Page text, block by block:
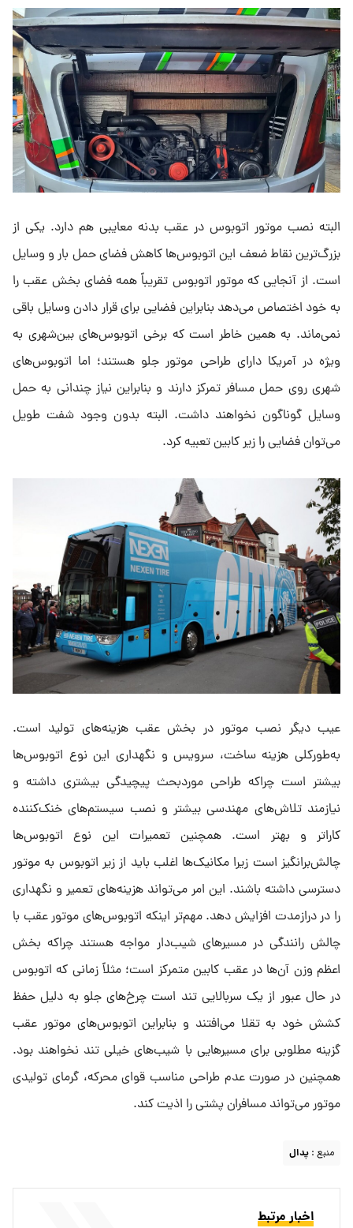
البته نصب موتور اتوبوس در عقب بدنه معایبی هم دارد. یکی از
بزرگ‌ترین نقاط ضعف این اتوبوس‌ها کاهش فضای حمل بار و وسایل
است. از آنجایی که موتور اتوبوس تقریباً همه فضای بخش عقب را
به خود اختصاص می‌دهد بنابراین فضایی برای قرار دادن وسایل باقی
نمی‌ماند. به همین خاطر است که برخی اتوبوس‌های بین‌شهری به
ویژه در آمریکا دارای طراحی موتور جلو هستند؛ اما اتوبوس‌های
شهری روی حمل مسافر تمرکز دارند و بنابراین نیاز چندانی به حمل
وسایل گوناگون نخواهند داشت. البته بدون وجود شفت طویل
می‌توان فضایی را زیر کابین تعبیه کرد.
عیب دیگر نصب موتور در بخش عقب هزینه‌های تولید است.
به‌طورکلی هزینه ساخت، سرویس و نگهداری این نوع اتوبوس‌ها
بیشتر است چراکه طراحی موردبحث پیچیدگی بیشتری داشته و
نیازمند تلاش‌های مهندسی بیشتر و نصب سیستم‌های خنک‌کننده
کاراتر و بهتر است. همچنین تعمیرات این نوع اتوبوس‌ها
چالش‌برانگیز است زیرا مکانیک‌ها اغلب باید از زیر اتوبوس به موتور
دسترسی داشته باشند. این امر می‌تواند هزینه‌های تعمیر و نگهداری
را در درازمدت افزایش دهد. مهم‌تر اینکه اتوبوس‌های موتور عقب با
چالش رانندگی در مسیرهای شیب‌دار مواجه هستند چراکه بخش
اعظم وزن آن‌ها در عقب کابین متمرکز است؛ مثلاً زمانی که اتوبوس
در حال عبور از یک سربالایی تند است چرخ‌های جلو به دلیل حفظ
کشش خود به تقلا می‌افتند و بنابراین اتوبوس‌های موتور عقب
گزینه مطلوبی برای مسیرهایی با شیب‌های خیلی تند نخواهند بود.
همچنین در صورت عدم طراحی مناسب قوای محرکه، گرمای تولیدی
موتور می‌تواند مسافران پشتی را اذیت کند.
منبع : پدال
اخبار مرتبط